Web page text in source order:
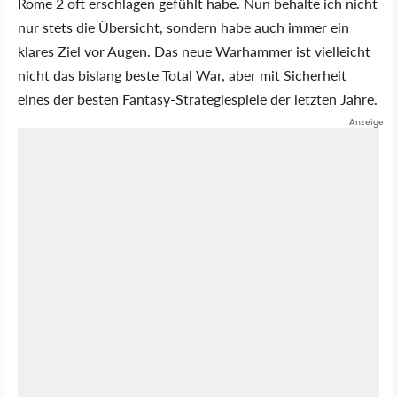
nur stets die Übersicht, sondern habe auch immer ein
klares Ziel vor Augen. Das neue Warhammer ist vielleicht
nicht das bislang beste Total War, aber mit Sicherheit
eines der besten Fantasy-Strategiespiele der letzten Jahre.